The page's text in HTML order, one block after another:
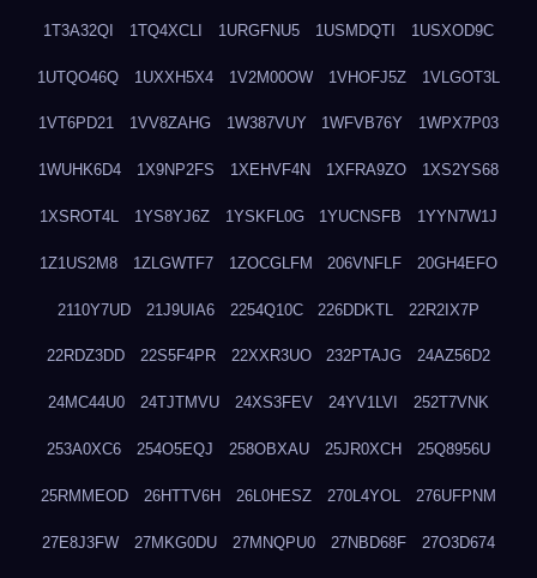
1T3A32QI 1TQ4XCLI 1URGFNU5 1USMDQTI 1USXOD9C
1UTQO46Q 1UXXH5X4 1V2M00OW 1VHOFJ5Z 1VLGOT3L
1VT6PD21 1VV8ZAHG 1W387VUY 1WFVB76Y 1WPX7P03
1WUHK6D4 1X9NP2FS 1XEHVF4N 1XFRA9ZO 1XS2YS68
1XSROT4L 1YS8YJ6Z 1YSKFL0G 1YUCNSFB 1YYN7W1J
1Z1US2M8 1ZLGWTF7 1ZOCGLFM 206VNFLF 20GH4EFO
2110Y7UD 21J9UIA6 2254Q10C 226DDKTL 22R2IX7P
22RDZ3DD 22S5F4PR 22XXR3UO 232PTAJG 24AZ56D2
24MC44U0 24TJTMVU 24XS3FEV 24YV1LVI 252T7VNK
253A0XC6 254O5EQJ 258OBXAU 25JR0XCH 25Q8956U
25RMMEOD 26HTTV6H 26L0HESZ 270L4YOL 276UFPNM
27E8J3FW 27MKG0DU 27MNQPU0 27NBD68F 27O3D674